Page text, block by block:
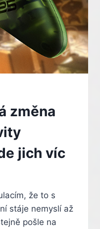
změna
jich víc
že to s
stáje nemyslí až
pošle na